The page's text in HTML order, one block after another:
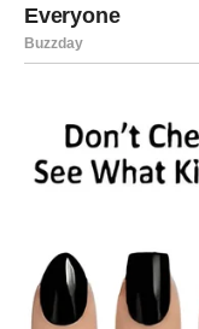
LAV –
Lavovi su u
mnogo, a dobijaju
ulagali trud koji